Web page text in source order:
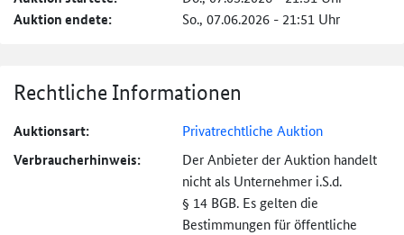
Auktion endete: So., 07.06.2026 - 21:51 Uhr
Rechtliche Informationen
Auktionsart: Privatrechtliche Auktion
Verbraucher­hinweis:
Der Anbieter der Auktion handelt
nicht als Unternehmer i.S.d.
§ 14 BGB. Es gelten die
Bestimmungen für öffentliche